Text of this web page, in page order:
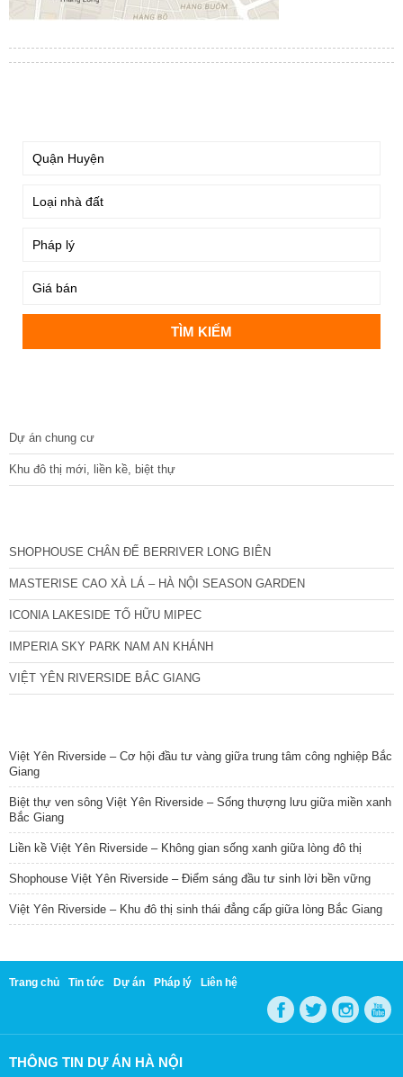
Dự án chung cư
Khu đô thị mới, liền kề, biệt thự
SHOPHOUSE CHÂN ĐẾ BERRIVER LONG BIÊN
MASTERISE CAO XÀ LÁ – HÀ NỘI SEASON GARDEN
ICONIA LAKESIDE TỐ HỮU MIPEC
IMPERIA SKY PARK NAM AN KHÁNH
VIỆT YÊN RIVERSIDE BẮC GIANG
Việt Yên Riverside – Cơ hội đầu tư vàng giữa trung tâm công nghiệp Bắc
Giang
Biệt thự ven sông Việt Yên Riverside – Sống thượng lưu giữa miền xanh
Bắc Giang
Liền kề Việt Yên Riverside – Không gian sống xanh giữa lòng đô thị
Shophouse Việt Yên Riverside – Điểm sáng đầu tư sinh lời bền vững
Việt Yên Riverside – Khu đô thị sinh thái đẳng cấp giữa lòng Bắc Giang
Trang chủ Tin tức Dự án Pháp lý Liên hệ
THÔNG TIN DỰ ÁN HÀ NỘI